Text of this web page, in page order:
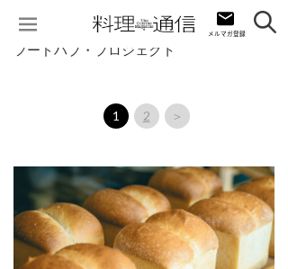
フードハブ・プロジェクト
1 2 ＞